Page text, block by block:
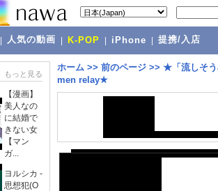
人気の動画 K-POP iPhone 提携/入店
もっと見る
【漫画】
美人なの
に結婚で
きない女
【マン
ガ...
ヨルシカ -
思想犯(O
ホーム >> 前のページ >> ★「流しそ
men relay★